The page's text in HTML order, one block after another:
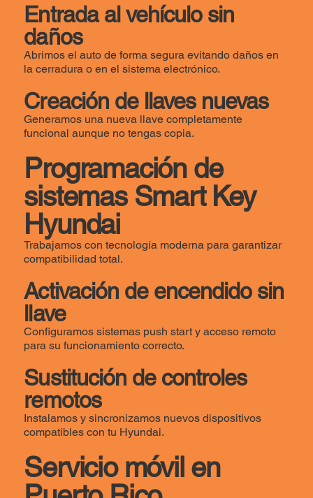
Entrada al vehículo sin
daños
Abrimos el auto de forma segura evitando daños en
la cerradura o en el sistema electrónico.
Creación de llaves nuevas
Generamos una nueva llave completamente
funcional aunque no tengas copia.
Programación de
sistemas Smart Key
Hyundai
Trabajamos con tecnología moderna para garantizar
compatibilidad total.
Activación de encendido sin
llave
Configuramos sistemas push start y acceso remoto
para su funcionamiento correcto.
Sustitución de controles
remotos
Instalamos y sincronizamos nuevos dispositivos
compatibles con tu Hyundai.
Servicio móvil en